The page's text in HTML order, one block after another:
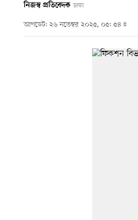
নিজস্ব প্রতিবেদক ঢাকা
আপডেট: ২৬ নভেম্বর ২০২৫, ০৫: ৫৪